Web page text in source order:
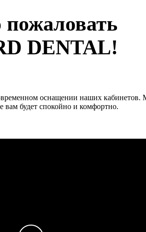
пожаловать
DENTAL!
оснащении наших кабинетов.
вам будет спокойно и комфортно.